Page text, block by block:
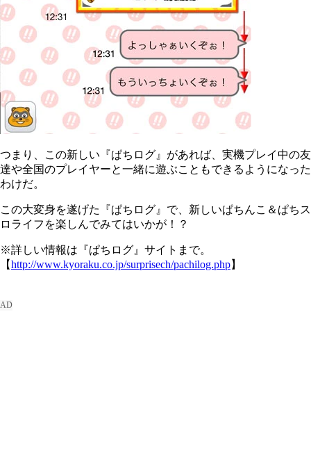
つまり、この新しい『ぱちログ』があれば、実機プレイ中の友
達や全国のプレイヤーと一緒に遊ぶこともできるようになった
わけだ。
この大変身を遂げた『ぱちログ』で、新しいぱちんこ＆ぱちス
ロライフを楽しんでみてはいかが！？
※詳しい情報は『ぱちログ』サイトまで。
【http://www.kyoraku.co.jp/surprisech/pachilog.php】